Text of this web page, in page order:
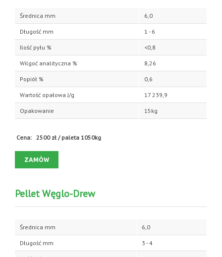
Średnica mm 6,0
Długość mm 1 - 6
Ilość pyłu % <0,8
Wilgoć analityczna % 8,26
Popiół % 0,6
Wartość opałowa J/g 17 239,9
Opakowanie 15kg
Cena: 2500 zł / paleta 1050kg
ZAMÓW
Pellet Węglo-Drew
Średnica mm 6,0
Długość mm 3 - 4